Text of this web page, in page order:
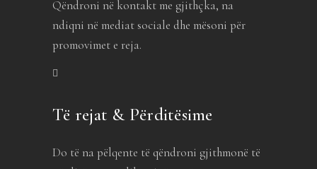
Qëndroni në kontakt me gjithçka, na
ndiqni në mediat sociale dhe mësoni për
promovimet e reja.
Të rejat & Përditësime
Do të na pëlqente të qëndroni gjithmonë të